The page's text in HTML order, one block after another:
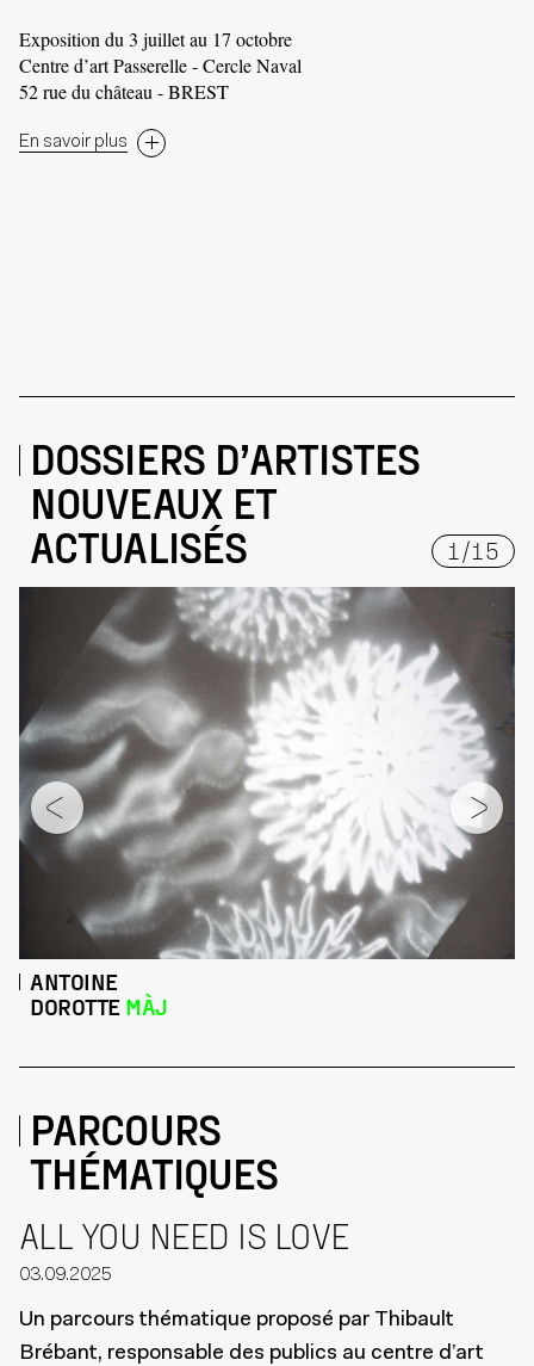
Exposition du 3 juillet au 17 octobre
Centre d’art Passerelle - Cercle Naval
52 rue du château - BREST
En savoir plus
DOSSIERS D’ARTISTES
NOUVEAUX ET
ACTUALISÉS
1 /15
ANTOINE
DOROTTE MÀJ
PARCOURS
THÉMATIQUES
ALL YOU NEED IS LOVE
03.09.2025
Un parcours thématique proposé par Thibault
Brébant, responsable des publics au centre d’art